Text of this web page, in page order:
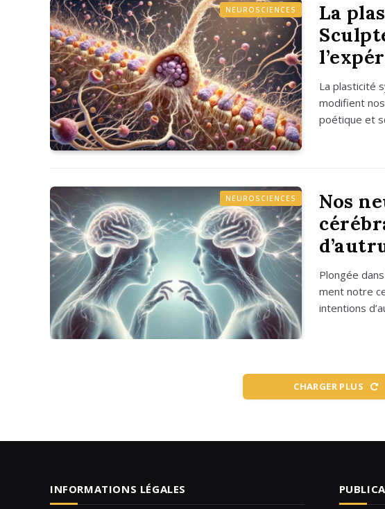
NEUROSCIENCES
La
La plas­ti­ci­té
modi­fient
poé­tique et
NEUROSCIENCES
Nos
Plon­gée
ment notre
inten­tions
CHARGER PLUS
INFORMATIONS LÉGALES